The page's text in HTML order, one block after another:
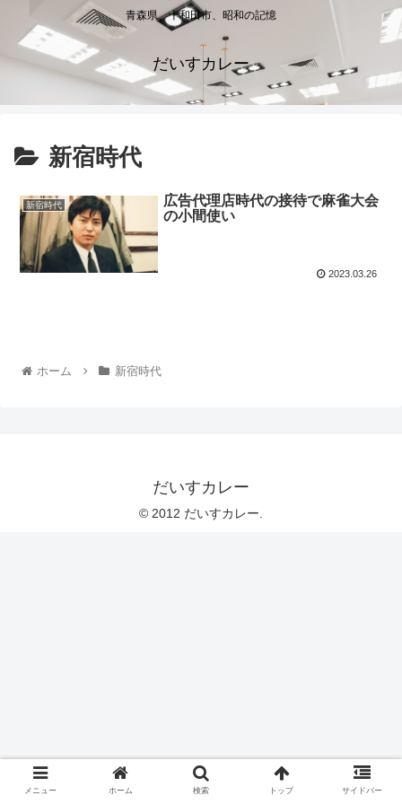
青森県、十和田市、昭和の記憶
だいすカレー
新宿時代
新宿時代
広告代理店時代の接待で麻雀大会
の小間使い
2023.03.26
ホーム 新宿時代
だいすカレー
© 2012 だいすカレー.
メニュー ホーム 検索 トップ サイドバー